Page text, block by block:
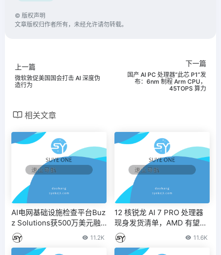
© 版权声明
文章版权归作者所有，未经允许请勿转载。
上一篇
微软敦促美国国会打击 AI 深度伪
造行为
下一篇
国产 AI PC 处理器“此芯 P1”发
布：6nm 制程 Arm CPU，
45TOPS 算力
相关文章
AI电网基础设施检查平台Buz
z Solutions获500万美元融
资
11.2K
12 核锐龙 AI 7 PRO 处理器
现身发货清单，AMD 有望推
出 Strix Point 商用 CPU 11.6K